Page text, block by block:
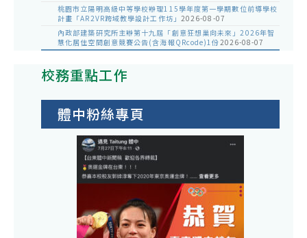
桃園市立陽明高級中等學校辦理115學年度第一學期數位前導學校
計畫「AR2VR跨域教學設計工作坊」 2026-08-07
內政部建築研究所主辦第十九屆「創意狂想巢向未來」2026年智
慧化居住空間創意競賽公告(含海報QRcode)1份2026-08-07
校務重點工作
體中粉絲專頁